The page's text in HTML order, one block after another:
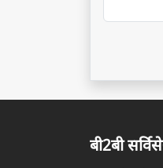
बी2बी